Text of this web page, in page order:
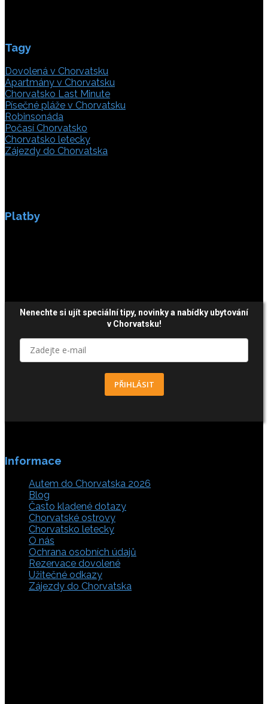
Tagy
Dovolená v Chorvatsku
Apartmány v Chorvatsku
Chorvatsko Last Minute
Písečné pláže v Chorvatsku
Robinsonáda
Počasí Chorvatsko
Chorvatsko letecky
Zájezdy do Chorvatska
Platby
Nenechte si ujít speciální tipy, novinky a nabídky ubytování
v Chorvatsku!
PŘIHLÁSIT
Informace
Autem do Chorvatska 2026
Blog
Často kladené dotazy
Chorvatské ostrovy
Chorvatsko letecky
O nás
Ochrana osobních údajů
Rezervace dovolené
Užitečné odkazy
Zájezdy do Chorvatska